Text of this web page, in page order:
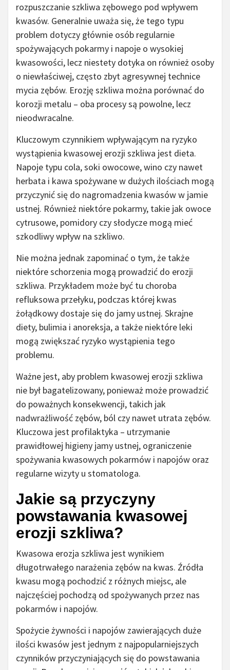
rozpuszczanie szkliwa zębowego pod wpływem
kwasów. Generalnie uważa się, że tego typu
problem dotyczy głównie osób regularnie
spożywających pokarmy i napoje o wysokiej
kwasowości, lecz niestety dotyka on również osoby
o niewłaściwej, często zbyt agresywnej technice
mycia zębów. Erozję szkliwa można porównać do
korozji metalu – oba procesy są powolne, lecz
nieodwracalne.
Kluczowym czynnikiem wpływającym na ryzyko
wystąpienia kwasowej erozji szkliwa jest dieta.
Napoje typu cola, soki owocowe, wino czy nawet
herbata i kawa spożywane w dużych ilościach mogą
przyczynić się do nagromadzenia kwasów w jamie
ustnej. Również niektóre pokarmy, takie jak owoce
cytrusowe, pomidory czy słodycze mogą mieć
szkodliwy wpływ na szkliwo.
Nie można jednak zapominać o tym, że także
niektóre schorzenia mogą prowadzić do erozji
szkliwa. Przykładem może być tu choroba
refluksowa przełyku, podczas której kwas
żołądkowy dostaje się do jamy ustnej. Skrajne
diety, bulimia i anoreksja, a także niektóre leki
mogą zwiększać ryzyko wystąpienia tego
problemu.
Ważne jest, aby problem kwasowej erozji szkliwa
nie był bagatelizowany, ponieważ może prowadzić
do poważnych konsekwencji, takich jak
nadwrażliwość zębów, ból czy nawet utrata zębów.
Kluczowa jest profilaktyka – utrzymanie
prawidłowej higieny jamy ustnej, ograniczenie
spożywania kwasowych pokarmów i napojów oraz
regularne wizyty u stomatologa.
Jakie są przyczyny
powstawania kwasowej
erozji szkliwa?
Kwasowa erozja szkliwa jest wynikiem
długotrwałego narażenia zębów na kwas. Źródła
kwasu mogą pochodzić z różnych miejsc, ale
najczęściej pochodzą od spożywanych przez nas
pokarmów i napojów.
Spożycie żywności i napojów zawierających duże
ilości kwasów jest jednym z najpopularniejszych
czynników przyczyniających się do powstawania